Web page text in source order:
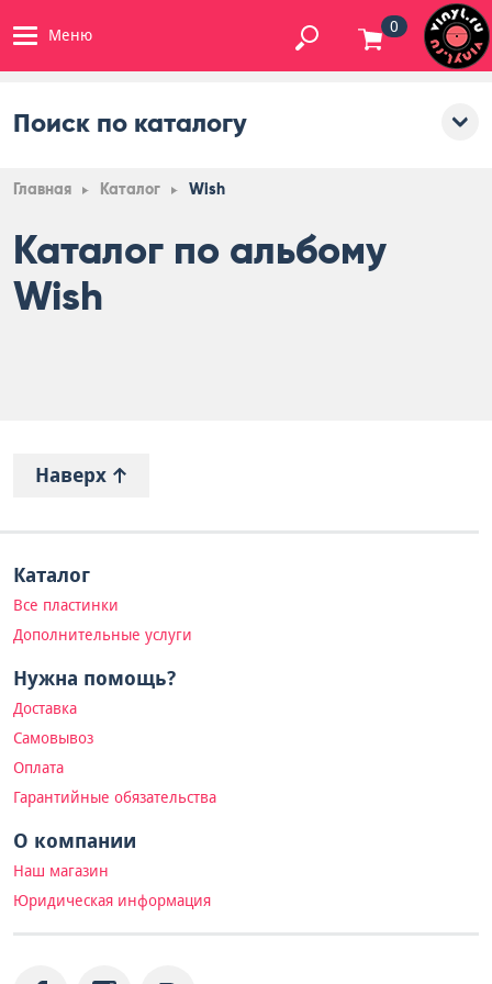
Меню 0
Поиск по каталогу
Главная Каталог Wish
Каталог по альбому
Wish
Наверх
Каталог
Все пластинки
Дополнительные услуги
Нужна помощь?
Доставка
Самовывоз
Оплата
Гарантийные обязательства
О компании
Наш магазин
Юридическая информация